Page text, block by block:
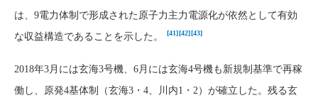
は、9電力体制で形成された原子力主力電源化が依然として有効
な収益構造であることを示した。
[41][42][43]
2018年3月には玄海3号機、6月には玄海4号機も新規制基準で再稼
働し、原発4基体制（玄海3・4、川内1・2）が確立した。残る玄